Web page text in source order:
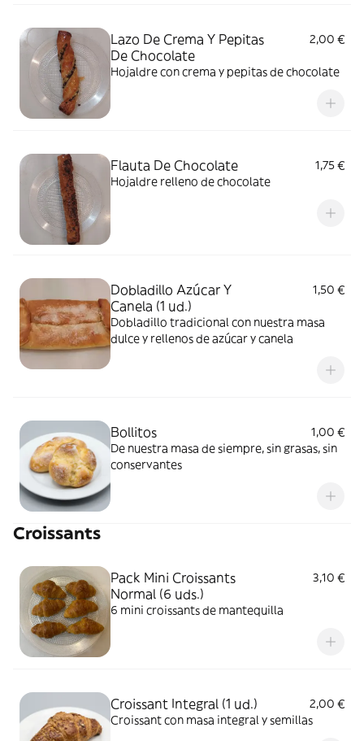
Lazo De Crema Y Pepitas
De Chocolate
2,00 €
Hojaldre con crema y pepitas de chocolate
Flauta De Chocolate
1,75 €
Hojaldre relleno de chocolate
Dobladillo Azúcar Y
Canela (1 ud.)
1,50 €
Dobladillo tradicional con nuestra masa
dulce y rellenos de azúcar y canela
Bollitos
1,00 €
De nuestra masa de siempre, sin grasas, sin
conservantes
Croissants
Pack Mini Croissants
Normal (6 uds.)
3,10 €
6 mini croissants de mantequilla
Croissant Integral (1 ud.)
2,00 €
Croissant con masa integral y semillas